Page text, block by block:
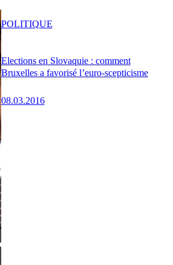
Elections en Slovaquie : comment
Bruxelles a favorisé l’euro-scepticisme
08.03.2016
POLITIQUE